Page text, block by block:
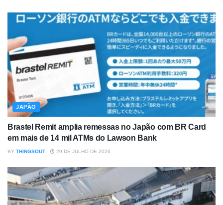
JAPÃO
Brastel Remit amplia remessas no Japão com BR Card
em mais de 14 mil ATMs do Lawson Bank
BY THINGSOUT 29 DE JULHO DE 2026